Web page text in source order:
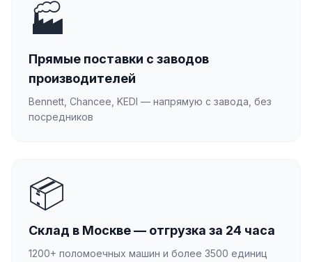
🏭
Прямые поставки с заводов
производителей
Bennett, Chancee, KEDI — напрямую с завода, без
посредников
📦
Склад в Москве — отгрузка за 24 часа
1200+ поломоечных машин и более 3500 единиц